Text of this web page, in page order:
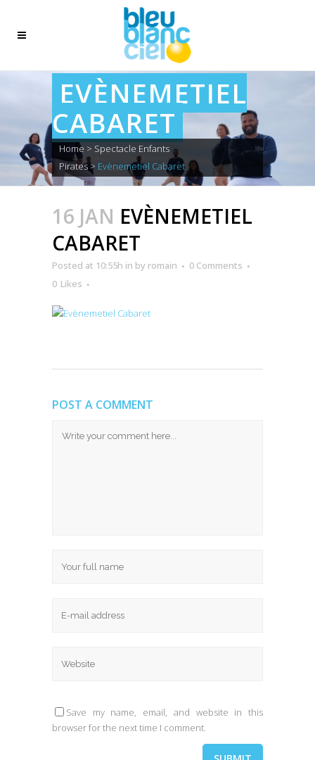
EVÈNEMETIEL
CABARET
Home > Spectacle Enfants
Pirates> Evènemetiel Cabaret
16 JAN EVÈNEMETIEL
CABARET
Posted at 10:55h in by romain
0 Comments
0 Likes
POST A COMMENT
Save my name, email, and website in this
browser for the next time I comment.